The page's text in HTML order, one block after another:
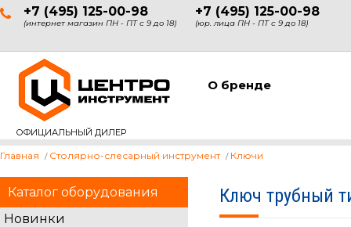
+7 (495) 125-00-98
(интернет магазин ПН - ПТ с 9 до 18)
+7 (495) 125-00-98
(юр. лица ПН - ПТ с 9 до 18)
ОФИЦИАЛЬНЫЙ ДИЛЕР
О бренде
Каталог оборудования
Новинки
Главная Столярно-слесарный инструмент Ключи
Ключ трубный